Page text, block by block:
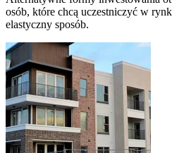
osób, które chcą uczestniczyć w
elastyczny sposób.